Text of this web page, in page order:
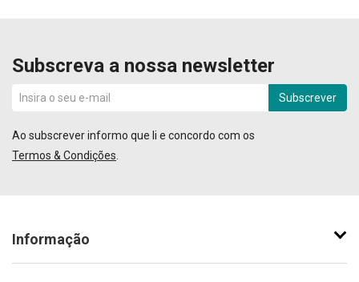
Subscreva a nossa newsletter
Subscrever
Ao subscrever informo que li e concordo com os
Termos & Condições
Informação